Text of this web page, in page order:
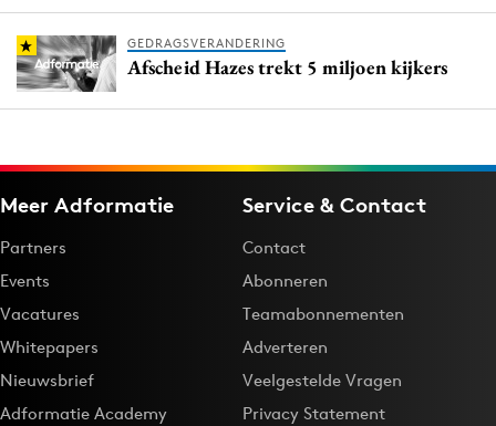
GEDRAGSVERANDERING
Afscheid Hazes trekt 5 miljoen kijkers
Meer Adformatie
Partners
Events
Vacatures
Whitepapers
Nieuwsbrief
Adformatie Academy
Service & Contact
Contact
Abonneren
Teamabonnementen
Adverteren
Veelgestelde Vragen
Privacy Statement